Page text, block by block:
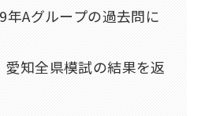
年Aグループの過去問に
愛知全県模試の結果を返